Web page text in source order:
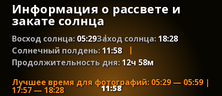
Информация о рассвете и
закате солнца
Восход солнца: 05:29Заход солнца: 18:28
Солнечный полдень: 11:58
Продолжительность дня: 12ч 58м
Лучшее время для фотографий: 05:29— 05:59 |
17:57 — 18:28 11:58